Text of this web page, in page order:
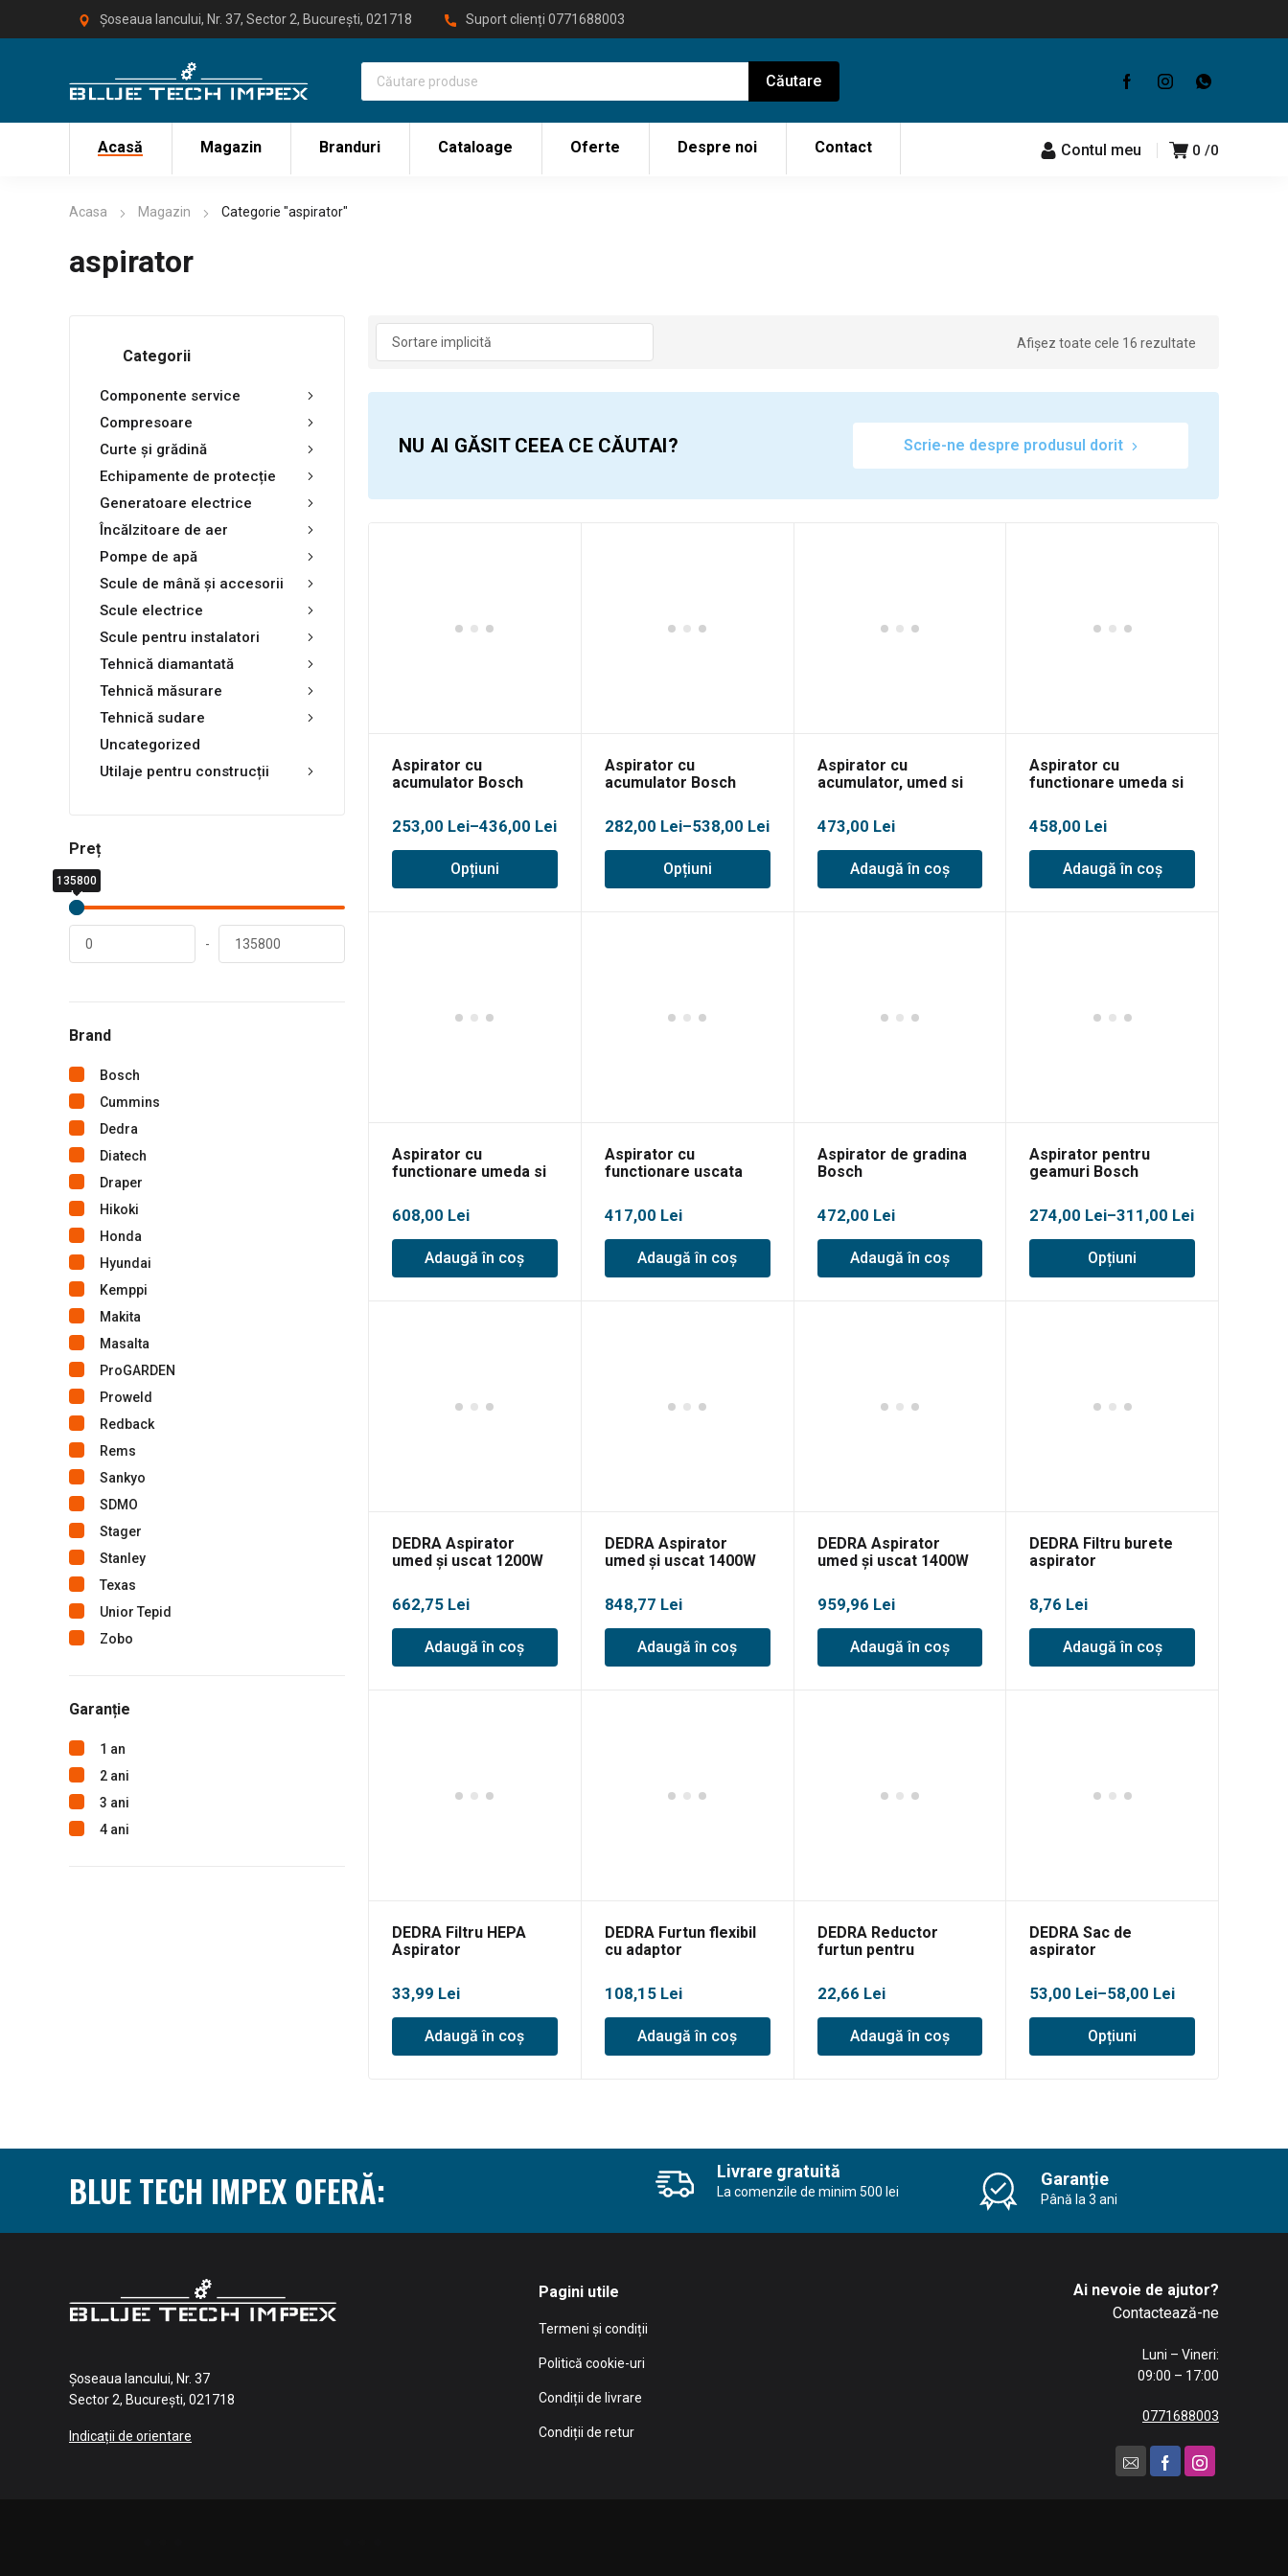
Șoseaua Iancului, Nr. 37, Sector 2, București, 021718 Suport clienți 0771688003
Acasă Magazin Branduri Cataloage Oferte Despre noi Contact 0 0
Contul meu
Acasa Magazin Categorie "aspirator"
aspirator
Categorii
Componente service
Compresoare
Curte și grădină
Echipamente de protecție
Generatoare electrice
Încălzitoare de aer
Pompe de apă
Scule de mână și accesorii
Scule electrice
Scule pentru instalatori
Tehnică diamantată
Tehnică măsurare
Tehnică sudare
Uncategorized
Utilaje pentru construcții
Preț
0
lei
135800
lei
-
Brand
Bosch
Cummins
Dedra
Diatech
Draper
Hikoki
Honda
Hyundai
Kemppi
Makita
Masalta
ProGARDEN
Proweld
Redback
Rems
Sankyo
SDMO
Stager
Stanley
Texas
Unior Tepid
Zobo
Garanție
1 an
2 ani
3 ani
4 ani
Afișez toate cele 16 rezultate
NU AI GĂSIT CEEA CE CĂUTAI? Scrie-ne despre produsul dorit
Aspirator cu
acumulator Bosch
253,00 Lei–436,00 Lei
Interval
de
Opțiuni
Aspirator cu
acumulator Bosch
282,00 Lei–538,00 Lei
Interval
de
Opțiuni
Aspirator cu
acumulator, umed si
AdvancedVac 18V-8
473,00 Lei
Adaugă în coș
Aspirator cu
functionare umeda si
AdvancedVac 15
458,00 Lei
Adaugă în coș
Aspirator cu
functionare umeda si
AdvancedVac 20
608,00 Lei
Adaugă în coș
Aspirator cu
functionare uscata
417,00 Lei
Adaugă în coș
Aspirator de gradina
Bosch
2300
472,00 Lei
Adaugă în coș
Aspirator pentru
geamuri Bosch
274,00 Lei–311,00 Lei
Interval
de
Opțiuni
DEDRA Aspirator
umed și uscat 1200W
662,75 Lei
Adaugă în coș
DEDRA Aspirator
umed și uscat 1400W
848,77 Lei
Adaugă în coș
DEDRA Aspirator
umed și uscat 1400W
959,96 Lei
Adaugă în coș
DEDRA Filtru burete
aspirator
8,76 Lei
Adaugă în coș
DEDRA Filtru HEPA
Aspirator
33,99 Lei
Adaugă în coș
DEDRA Furtun flexibil
cu adaptor
108,15 Lei
Adaugă în coș
DEDRA Reductor
furtun pentru
22,66 Lei
Adaugă în coș
DEDRA Sac de
aspirator
53,00 Lei–58,00 Lei
Interval
de
Opțiuni
BLUE TECH IMPEX OFERĂ: Livrare gratuită
La comenzile de minim 500 lei
Garanție
Până la 3 ani
Șoseaua Iancului, Nr. 37
Sector 2, București, 021718
Indicații de orientare
Pagini utile
Termeni și condiții
Politică cookie-uri
Condiții de livrare
Condiții de retur
Ai nevoie de ajutor?
Contactează-ne
Luni – Vineri:
09:00 – 17:00
0771688003